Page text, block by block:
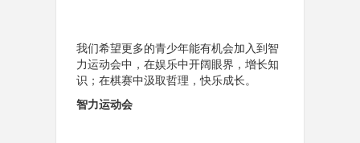
我们希望更多的青少年能有机会加入到智
力运动会中，在娱乐中开阔眼界，增长知
识；在棋赛中汲取哲理，快乐成长。
智力运动会